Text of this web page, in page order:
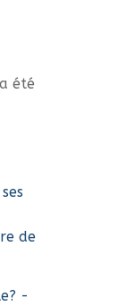
été
de
-